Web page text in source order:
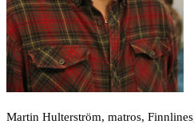
Martin Hulterström, matros,